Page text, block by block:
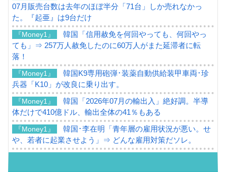
07月販売台数は去年のほぼ半分「71台」しか売れなかっ
た。『起亜』は9台だけ
『Money1』
韓国「信用赦免を何回やっても、何回やっ
ても」⇒ 257万人赦免したのに60万人がまた延滞者に転
落！
『Money1』
韓国K9専用砲弾･装薬自動供給装甲車両･珍
兵器「K10」が改良に乗り出す。
『Money1』
韓国「2026年07月の輸出入」絶好調。半導
体だけで410億ドル、輸出全体の41％もある
『Money1』
韓国･李在明「青年層の雇用状況が悪い。せ
や、若者に起業させよう」⇒ どんな雇用対策だソレ。